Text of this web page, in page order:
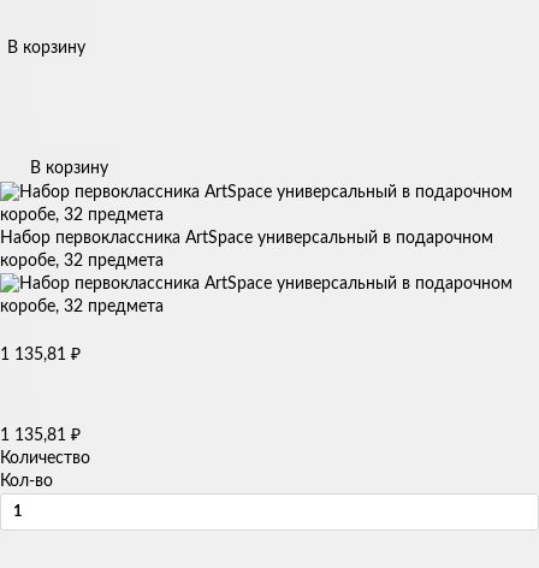
В корзину
В корзину
Набор первоклассника ArtSpace универсальный в подарочном
коробе, 32 предмета
1 135,81 ₽
1 135,81 ₽
Количество
Кол-во